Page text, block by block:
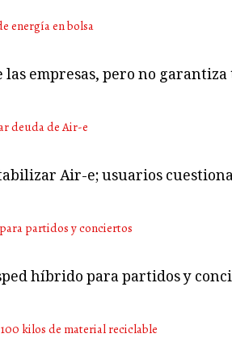
empresas, pero no
Air-e; usuarios
híbrido para partidos y